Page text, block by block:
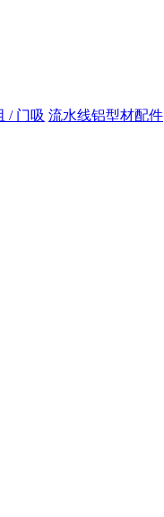
/ 门吸 流水线铝型材配件